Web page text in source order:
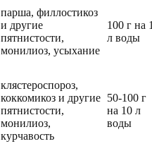
парша, филлостикоз
и другие
пятнистости,
монилиоз, усыхание
100 г на
л воды
клястероспороз,
коккомикоз и другие
пятнистости,
монилиоз,
курчавость
50-100 г
на 10 л
воды